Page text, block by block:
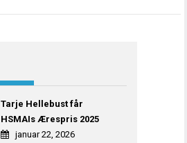
Tarje Hellebust får
HSMAIs Ærespris 2025
januar 22, 2026